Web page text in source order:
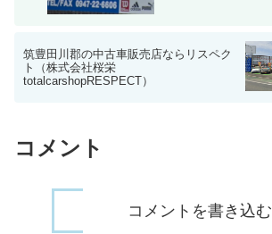
筑豊田川郡の中古車販売店ならリスペク
ト（株式会社桜栄
totalcarshopRESPECT）
コメント
コメントを書き込む